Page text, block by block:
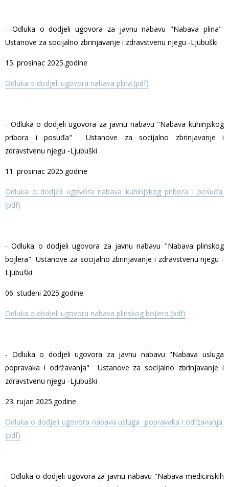
- Odluka o dodjeli ugovora za javnu nabavu "Nabava plina"
Ustanove za socijalno zbrinjavanje i zdravstvenu njegu -Ljubuški
15. prosinac 2025.godine
Odluka o dodjeli ugovora nabava plina.(pdf)
- Odluka o dodjeli ugovora za javnu nabavu "Nabava kuhinjskog
pribora i posuđa" Ustanove za socijalno zbrinjavanje i
zdravstvenu njegu -Ljubuški
11. prosinac 2025.godine
Odluka o dodjeli ugovora nabava kuhinjskog pribora i posuđa.
(pdf)
- Odluka o dodjeli ugovora za javnu nabavu "Nabava plinskog
bojlera" Ustanove za socijalno zbrinjavanje i zdravstvenu njegu -
Ljubuški
06. studeni 2025.godine
Odluka o dodjeli ugovora nabava plinskog bojlera.(pdf)
- Odluka o dodjeli ugovora za javnu nabavu "Nabava usluga
popravaka i održavanja" Ustanove za socijalno zbrinjavanje i
zdravstvenu njegu -Ljubuški
23. rujan 2025.godine
Odluka o dodjeli ugovora nabava usluga popravaka i odrzavanja.
(pdf)
- Odluka o dodjeli ugovora za javnu nabavu "Nabava medicinskih